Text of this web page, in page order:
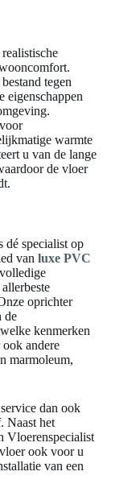
tegen
eigenschappen
warmte
u van de lange
de vloer
dé specialist op
van luxe PVC
oprichter
de
kenmerken
andere
marmoleum,
dan ook
Naast het
Vloerenspecialist
ook voor u
van een